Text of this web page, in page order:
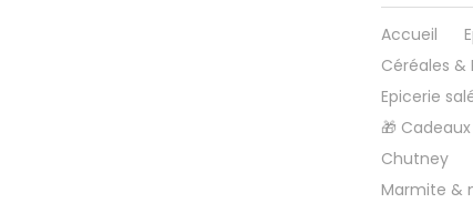
Accueil
Céréales &
Epicerie
🎁 Cadeaux
Chutney
Marmite &